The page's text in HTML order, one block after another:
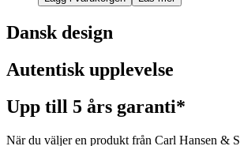
Dansk design
Autentisk upplevelse
Upp till 5 års garanti*
När du väljer en produkt från Carl Hansen &